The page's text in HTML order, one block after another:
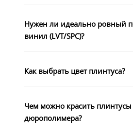
Нужен ли идеально ровный
винил (LVT/SPC)?
Как выбрать цвет плинтуса?
Чем можно красить плинтусы
дюрополимера?